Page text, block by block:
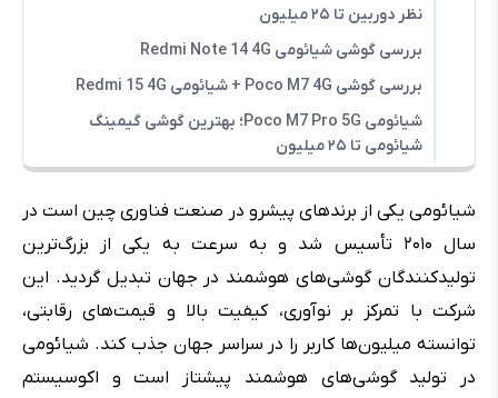
نظر دوربین تا ۲۵ میلیون
بررسی گوشی شیائومی Redmi Note 14 4G
بررسی گوشی Poco M7 4G + شیائومی Redmi 15 4G
شیائومی Poco M7 Pro 5G؛ بهترین گوشی گیمینگ
شیائومی تا ۲۵ میلیون
‌شیائومی یکی از برندهای پیشرو در صنعت فناوری چین است در
سال ۲۰۱۰ تأسیس شد و به سرعت به یکی از بزرگ‌ترین
تولیدکنندگان گوشی‌های هوشمند در جهان تبدیل گردید. این
شرکت با تمرکز بر نوآوری، کیفیت بالا و قیمت‌های رقابتی،
توانسته میلیون‌ها کاربر را در سراسر جهان جذب کند. شیائومی
در تولید گوشی‌های هوشمند پیشتاز است و اکوسیستم